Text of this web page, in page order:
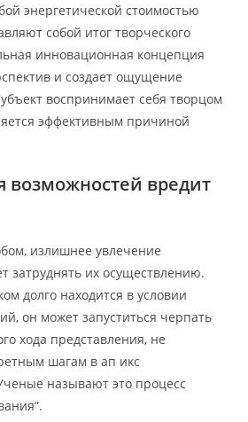
энергетической стоимостью
собой итог творческого
инновационная концепция
и создает ощущение
воспринимает себя творцом
эффективным причиной
возможностей вредит
излишнее увлечение
затруднять их осуществлению.
долго находится в условии
он может запуститься черпать
хода представления, не
шагам в ап икс
называют это процесс